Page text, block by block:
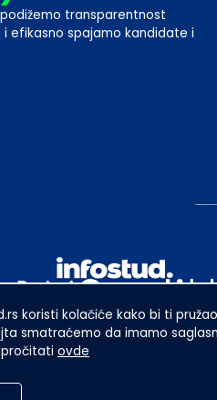
koristi kolačiće kako bi ti
smatraćemo da imamo
pročitati ovde
transparentnost
efikasno spajamo kandidate i